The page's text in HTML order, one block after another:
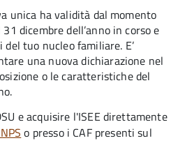
unica ha validità dal momento
dicembre dell’anno in corso e
tuo nucleo familiare. E’
una nuova dichiarazione nel
o le caratteristiche del
e acquisire l'ISEE direttamente
o presso i CAF presenti sul